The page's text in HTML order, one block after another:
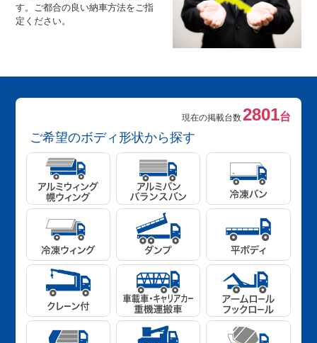
す。ご都合の良い納車方法をご指
定ください。
現在の掲載台数2801台
ご希望のボディ形状から探す